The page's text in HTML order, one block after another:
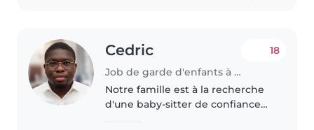
Cedric
Job de garde d'enfants à Esch-sur-Alzette
18
Notre famille est à la recherche
d'une baby-sitter de confiance